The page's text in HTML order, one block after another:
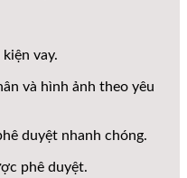
vay.
và hình ảnh theo yêu
duyệt nhanh chóng.
phê duyệt.